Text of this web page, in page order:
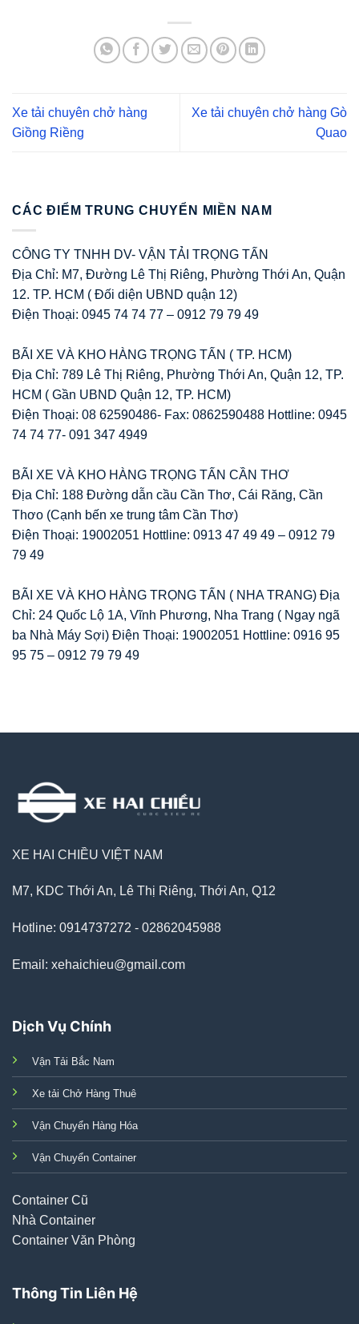
Xe tải chuyên chở hàng
Giồng Riềng
Xe tải chuyên chở hàng Gò
Quao
CÁC ĐIỂM TRUNG CHUYỂN MIỀN NAM
CÔNG TY TNHH DV- VẬN TẢI TRỌNG TẤN
Địa Chỉ: M7, Đường Lê Thị Riêng, Phường Thới An, Quận
12. TP. HCM ( Đối diện UBND quận 12)
Điện Thoại: 0945 74 74 77 – 0912 79 79 49
BÃI XE VÀ KHO HÀNG TRỌNG TẤN ( TP. HCM)
Địa Chỉ: 789 Lê Thị Riêng, Phường Thới An, Quận 12, TP.
HCM ( Gần UBND Quận 12, TP. HCM)
Điện Thoại: 08 62590486- Fax: 0862590488 Hottline: 0945
74 74 77- 091 347 4949
BÃI XE VÀ KHO HÀNG TRỌNG TẤN CẦN THƠ
Địa Chỉ: 188 Đường dẫn cầu Cần Thơ, Cái Răng, Cần
Thơo (Cạnh bến xe trung tâm Cần Thơ)
Điện Thoại: 19002051 Hottline: 0913 47 49 49 – 0912 79
79 49
BÃI XE VÀ KHO HÀNG TRỌNG TẤN ( NHA TRANG) Địa
Chỉ: 24 Quốc Lộ 1A, Vĩnh Phương, Nha Trang ( Ngay ngã
ba Nhà Máy Sợi) Điện Thoại: 19002051 Hottline: 0916 95
95 75 – 0912 79 79 49
XE HAI CHIỀU VIỆT NAM
M7, KDC Thới An, Lê Thị Riêng, Thới An, Q12
Hotline: 0914737272 - 02862045988
Email: xehaichieu@gmail.com
Dịch Vụ Chính
Vận Tải Bắc Nam
Xe tải Chở Hàng Thuê
Vận Chuyển Hàng Hóa
Vận Chuyển Container
Container Cũ
Nhà Container
Container Văn Phòng
Thông Tin Liên Hệ